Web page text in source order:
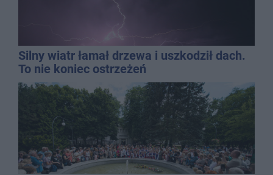
Silny wiatr łamał drzewa i uszkodził dach.
To nie koniec ostrzeżeń